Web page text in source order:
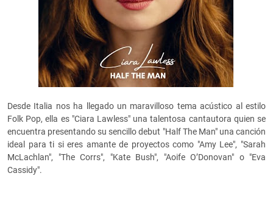
Desde Italia nos ha llegado un maravilloso tema acústico al estilo
Folk Pop, ella es "Ciara Lawless" una talentosa cantautora quien se
encuentra presentando su sencillo debut "Half The Man" una canción
ideal para ti si eres amante de proyectos como "Amy Lee", "Sarah
McLachlan", "The Corrs", "Kate Bush", "Aoife O’Donovan" o "Eva
Cassidy".